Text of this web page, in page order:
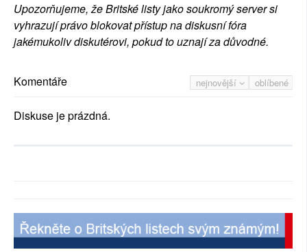
Upozorňujeme, že Britské listy jako soukromý server si
vyhrazují právo blokovat přístup na diskusní fóra
jakémukoliv diskutérovi, pokud to uznají za důvodné.
nejnovější oblíbené
Komentáře
Diskuse je prázdná.